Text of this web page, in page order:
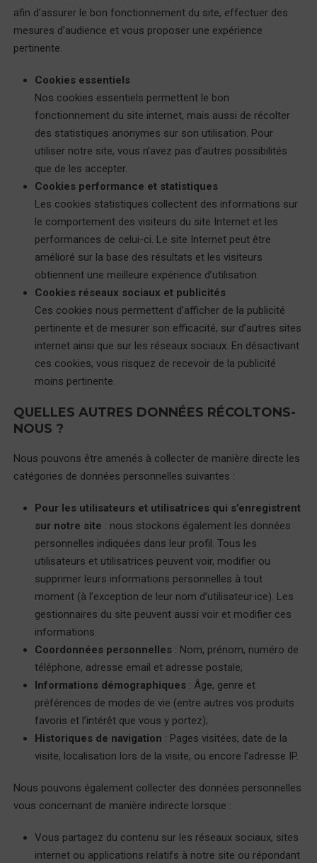
afin d’assurer le bon fonctionnement du site, effectuer des
mesures d’audience et vous proposer une expérience
pertinente.
Cookies essentiels
Nos cookies essentiels permettent le bon
fonctionnement du site internet, mais aussi de récolter
des statistiques anonymes sur son utilisation. Pour
utiliser notre site, vous n’avez pas d’autres possibilités
que de les accepter.
Cookies performance et statistiques
Les cookies statistiques collectent des informations sur
le comportement des visiteurs du site Internet et les
performances de celui-ci. Le site Internet peut être
amélioré sur la base des résultats et les visiteurs
obtiennent une meilleure expérience d’utilisation.
Cookies réseaux sociaux et publicités
Ces cookies nous permettent d’afficher de la publicité
pertinente et de mesurer son efficacité, sur d’autres sites
internet ainsi que sur les réseaux sociaux. En désactivant
ces cookies, vous risquez de recevoir de la publicité
moins pertinente.
QUELLES AUTRES DONNÉES RÉCOLTONS-
NOUS ?
Nous pouvons être amenés à collecter de manière directe les
catégories de données personnelles suivantes :
Pour les utilisateurs et utilisatrices qui s’enregistrent
sur notre site : nous stockons également les données
personnelles indiquées dans leur profil. Tous les
utilisateurs et utilisatrices peuvent voir, modifier ou
supprimer leurs informations personnelles à tout
moment (à l’exception de leur nom d’utilisateur·ice). Les
gestionnaires du site peuvent aussi voir et modifier ces
informations.
Coordonnées personnelles : Nom, prénom, numéro de
téléphone, adresse email et adresse postale;
Informations démographiques : Âge, genre et
préférences de modes de vie (entre autres vos produits
favoris et l’intérêt que vous y portez);
Historiques de navigation : Pages visitées, date de la
visite, localisation lors de la visite, ou encore l’adresse IP.
Nous pouvons également collecter des données personnelles
vous concernant de manière indirecte lorsque :
Vous partagez du contenu sur les réseaux sociaux, sites
internet ou applications relatifs à notre site ou répondant